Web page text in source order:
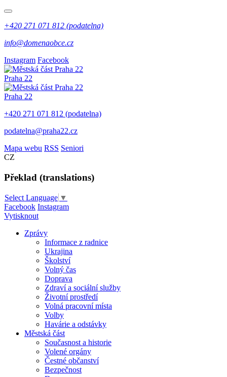
+420 271 071 812 (podatelna)
info@domenaobce.cz
Instagram Facebook
Praha 22
Praha 22
+420 271 071 812 (podatelna)
podatelna@praha22.cz
Mapa webu RSS Seniori
CZ
Překlad (translations)
Select Language ▼
Facebook Instagram
Vytisknout
Zprávy
Informace z radnice
Ukrajina
Školství
Volný čas
Doprava
Zdraví a sociální služby
Životní prostředí
Volná pracovní místa
Volby
Havárie a odstávky
Městská část
Současnost a historie
Volené orgány
Čestné občanství
Bezpečnost